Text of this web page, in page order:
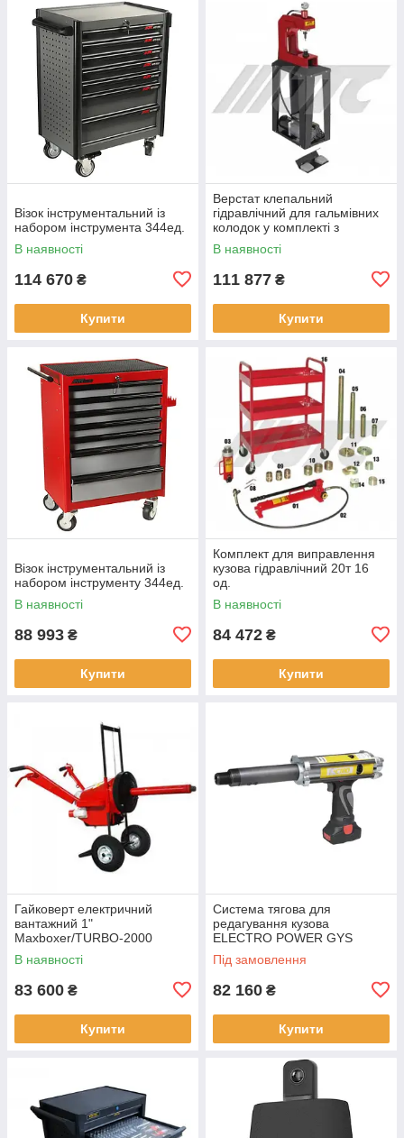
Візок інструментальний із
набором інструмента 344ед.
В наявності
114 670 ₴
Купити
Верстат клепальний
гідравлічний для гальмівних
колодок у комплекті з
насосом (розмір заклепок 4-8
мм)
В наявності
111 877 ₴
Купити
Візок інструментальний із
набором інструменту 344ед.
В наявності
88 993 ₴
Купити
Комплект для виправлення
кузова гідравлічний 20т 16
од.
В наявності
84 472 ₴
Купити
Гайковерт електричний
вантажний 1"
Maxboxer/TURBO-2000
COTON
В наявності
83 600 ₴
Купити
Система тягова для
редагування кузова
ELECTRO POWER GYS
057401
Під замовлення
82 160 ₴
Купити